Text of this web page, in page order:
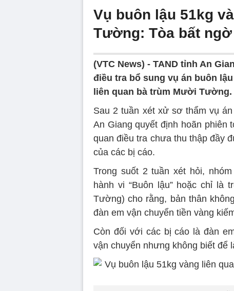
Vụ buôn lậu 51kg
Tường: Tòa bất
(VTC News) - TAND tỉnh An
điều tra bổ sung vụ án buôn
liên quan bà trùm Mười Tường.
Sau 2 tuần xét xử sơ thẩm vụ
An Giang quyết định hoãn phiên
quan điều tra chưa thu thập đầy
của các bị cáo.
Trong suốt 2 tuần xét hỏi,
hành vi “Buôn lậu” hoặc chỉ là
Tường) cho rằng, bản thân
đàn em vận chuyển tiền vàng
Còn đối với các bị cáo là đàn
vận chuyển nhưng không biết để